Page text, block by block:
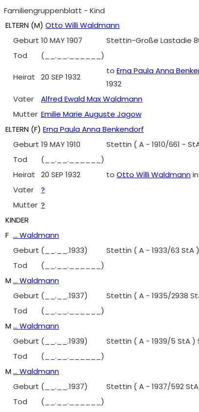
Familiengruppenblatt - Kind
ELTERN (M) Otto Willi Waldmann
Geburt 10 MAY 1907
Stettin-Große Lastadie
Tod
(__.__.______)
Heirat 20 SEP 1932
to Erna Paula Anna
1932
Vater
Alfred Ewald Max Waldmann
Mutter Emilie Marie Auguste Jagow
ELTERN (F) Erna Paula Anna Benkendorf
Geburt 19 MAY 1910
Stettin ( A - 1910/661 -
Tod
(__.__.______)
Heirat
20 SEP 1932 to Otto Willi Waldmann
Vater
?
Mutter ?
KINDER
F ... Waldmann
Geburt (__.__.1933)
Stettin ( A - 1933/63 StA
Tod
(__.__.______)
M... Waldmann
Geburt (__.__.1937)
Stettin ( A - 1935/2938
Tod
(__.__.______)
M... Waldmann
Geburt (__.__.1939)
Stettin ( A - 1939/5 StA )
Tod
(__.__.______)
M... Waldmann
Geburt (__.__.1937)
Stettin ( A - 1937/592
Tod
(__.__.______)